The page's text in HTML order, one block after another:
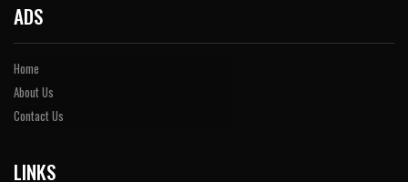
ADS
Home
About Us
Contact Us
LINKS